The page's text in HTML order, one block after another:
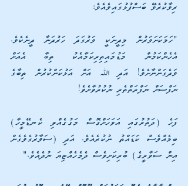
ރިވާކުރެވޭ ބަސްފުޅުގައިވެއެވެ:
އެހެންކަމުން މަޑުމައިތިރިކަމާއެކު ތިބާ އެއަށް
ނަފްސަށް ނަފްރަތްތެރި ނުކުރުވާށެވެ!
ބިމެއްވެސް ކަޑައްތު ނުކުރެއެވެ. އަދި (ސަވާރުގެވެގެން
އިން ސަވާރީގެ) ބުރިކަށިވެސް ދެމެހެއްޓިޔަ ނުދެއެވެ."